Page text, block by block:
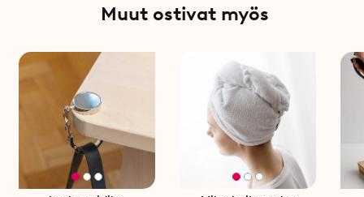
Muut ostivat myös